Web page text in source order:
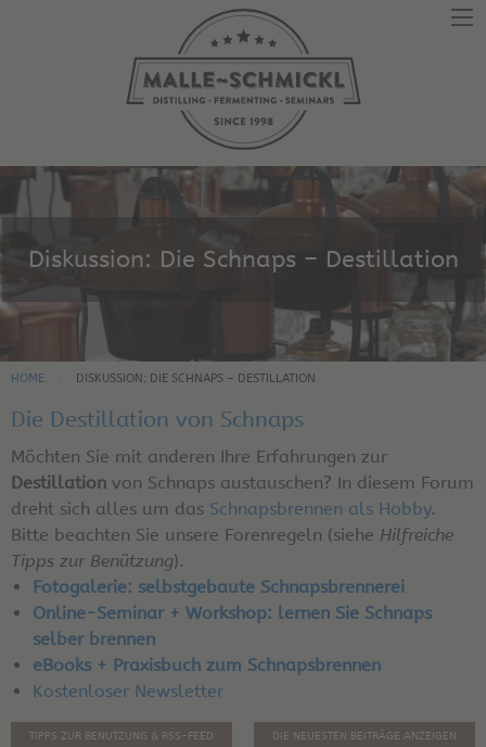
Diskussion: Die Schnaps – Destillation
HOME DISKUSSION: DIE SCHNAPS – DESTILLATION
Die Destillation von Schnaps
Möchten Sie mit anderen Ihre Erfahrungen zur
Destillation von Schnaps austauschen? In diesem Forum
dreht sich alles um das Schnapsbrennen als Hobby.
Bitte beachten Sie unsere Forenregeln (siehe Hilfreiche
Tipps zur Benützung).
Fotogalerie: selbstgebaute Schnapsbrennerei
Online-Seminar + Workshop: lernen Sie Schnaps
selber brennen
eBooks + Praxisbuch zum Schnapsbrennen
Kostenloser Newsletter
TIPPS ZUR BENUTZUNG & RSS-FEED DIE NEUESTEN BEITRÄGE ANZEIGEN